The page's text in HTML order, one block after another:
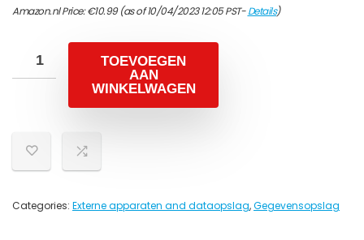
Amazon.nl Price:€10.99(as of 10/04/2023 12:05 PST-Details)
TOEVOEGEN
AAN
WINKELWAGEN
Categories: Externe apparaten and dataopslag,Gegevensopslag